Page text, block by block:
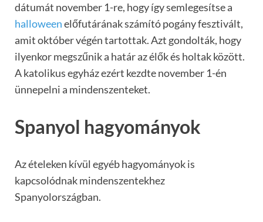
dátumát november 1-re, hogy így semlegesítse a
halloweenelőfutárának számító pogány fesztivált,
amit október végén tartottak. Azt gondolták, hogy
ilyenkor megszűnik a határ az élők és holtak között.
A katolikus egyház ezért kezdte november 1-én
ünnepelni a mindenszenteket.
Spanyol hagyományok
Az ételeken kívül egyéb hagyományok is
kapcsolódnak mindenszentekhez
Spanyolországban.